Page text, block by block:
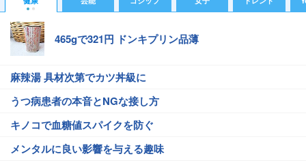
465gで321円 ドンキプリン品薄
麻辣湯 具材次第でカツ丼級に
うつ病患者の本音とNGな接し方
キノコで血糖値スパイクを防ぐ
メンタルに良い影響を与える趣味